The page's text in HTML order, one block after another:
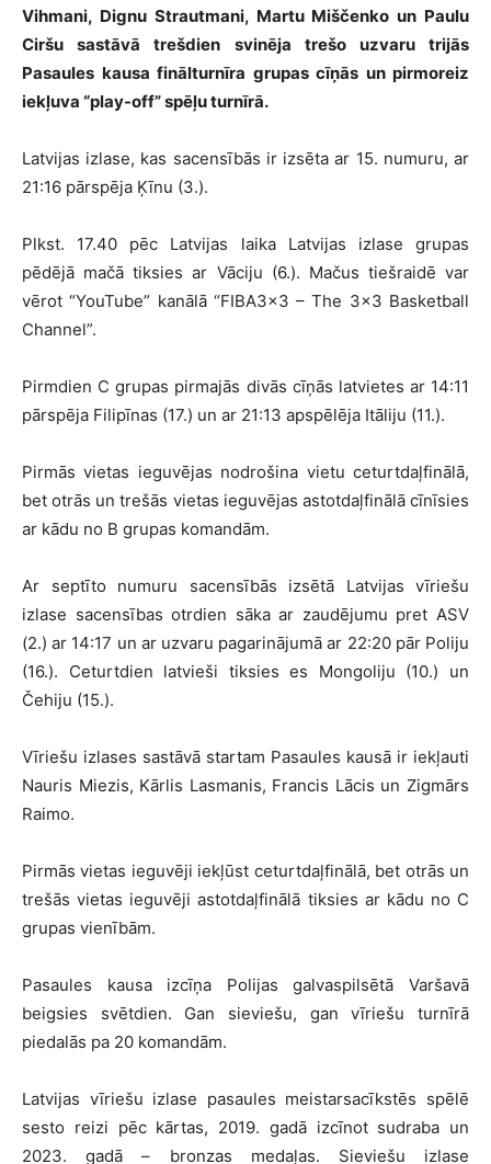
Vihmani, Dignu Strautmani, Martu Miščenko un Paulu
Ciršu sastāvā trešdien svinēja trešo uzvaru trijās
Pasaules kausa finālturnīra grupas cīņās un pirmoreiz
iekļuva “play-off” spēļu turnīrā.
Latvijas izlase, kas sacensībās ir izsēta ar 15. numuru, ar
21:16 pārspēja Ķīnu (3.).
Plkst. 17.40 pēc Latvijas laika Latvijas izlase grupas
pēdējā mačā tiksies ar Vāciju (6.). Mačus tiešraidē var
vērot “YouTube” kanālā “FIBA3x3 – The 3×3 Basketball
Channel”.
Pirmdien C grupas pirmajās divās cīņās latvietes ar 14:11
pārspēja Filipīnas (17.) un ar 21:13 apspēlēja Itāliju (11.).
Pirmās vietas ieguvējas nodrošina vietu ceturtdaļfinālā,
bet otrās un trešās vietas ieguvējas astotdaļfinālā cīnīsies
ar kādu no B grupas komandām.
Ar septīto numuru sacensībās izsētā Latvijas vīriešu
izlase sacensības otrdien sāka ar zaudējumu pret ASV
(2.) ar 14:17 un ar uzvaru pagarinājumā ar 22:20 pār Poliju
(16.). Ceturtdien latvieši tiksies es Mongoliju (10.) un
Čehiju (15.).
Vīriešu izlases sastāvā startam Pasaules kausā ir iekļauti
Nauris Miezis, Kārlis Lasmanis, Francis Lācis un Zigmārs
Raimo.
Pirmās vietas ieguvēji iekļūst ceturtdaļfinālā, bet otrās un
trešās vietas ieguvēji astotdaļfinālā tiksies ar kādu no C
grupas vienībām.
Pasaules kausa izcīņa Polijas galvaspilsētā Varšavā
beigsies svētdien. Gan sieviešu, gan vīriešu turnīrā
piedalās pa 20 komandām.
Latvijas vīriešu izlase pasaules meistarsacīkstēs spēlē
sesto reizi pēc kārtas, 2019. gadā izcīnot sudraba un
2023. gadā – bronzas medaļas. Sieviešu izlase